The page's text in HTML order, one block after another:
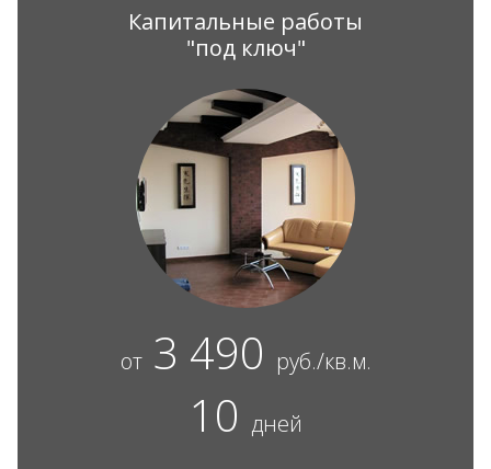
Капитальные работы
"под ключ"
от3 490 руб./кв.м.
10 дней